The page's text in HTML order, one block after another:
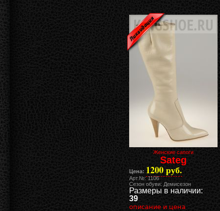
Женские сапоги
Sateg
Цена: 1200 руб.
Арт.№: 1106
Сезон обуви: Демисезон
Размеры в наличии:
39
описание и цена